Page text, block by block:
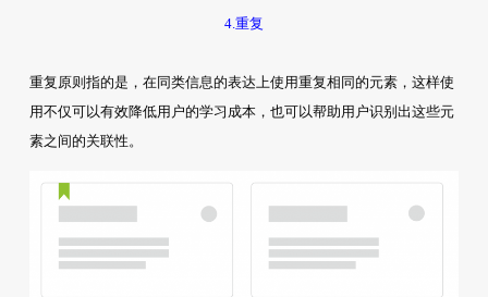
4.重复
重复原则指的是，在同类信息的表达上使用重复相同的元素，这样使
用不仅可以有效降低用户的学习成本，也可以帮助用户识别出这些元
素之间的关联性。